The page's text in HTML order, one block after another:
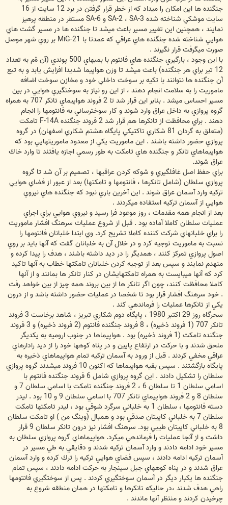
جنگنده ها اين امكان را ميداد كه از خطر قرار گرفتن در برد 12 سايت از 16
سايت موشكي شناخته شده SA-2 ، SA-3 و SA-6 مستقر در منطقه پرهيز
نمايند ، همچنين اين تغيير مسير باعث ميشد تا جنگنده ها در مسير گشت هاي
هوايي شناخته شده جنگنده هاي عراقي كه عمدتا با MiG-21 بر روي شهر موصل
صورت ميگرفت قرار نگيرند .
با اين وجود ، بارگيري جنگنده هاي فانتوم با بمبهاي 500 پوندي (آن ةم به تعداد
12 تير براي هر جنگنده) باعث ميشد تا وزن هواپيما شديدا افزايش يابد و به تبع
آن جنگنده ها نتوانند با تكيه بر سوخت داخلي خود و مخازن سوخت اضافه
ماموريت را به سلامت انجام دهند ، از اين رو نياز به سوختگيري هوايي در بين
مسير احساس ميشد . بنابر اين قرار شد تا 2 فروند هواپيماي تانكر 707 به همراه
گروه پروازي به داخل عراق وارد شوند و كار سوخترساني به فانتومها را انجام
دهند . براي محافظت از تانكرها هم قرار شد 2 فروند جنگنده F-14A تامكت
(متعلق به گردان 81 شكاري تاكتيكي پايگاه هشتم شكاري اصفهان) در گروه
پروازي حضور داشته باشند . اين ماموريت يكي از معدود ماموريتهايي بود كه
هواپيماهاي تانكر و جنگنده هاي تامكت به طور رسمي اجازه يافتند تا وارد خاك
عراق شوند.
براي حفظ اصل غافلگيري و شوكه كردن عراقيها ، تصميم بر آن شد تا گروه
پروازي سلطان (شامل تانكرها ، فانتومها و تامكتها) بعد از عبور از فضاي هوايي
تركيه وارد آسمان عراق شوند . اين آخرين باري نبود كه جنگنده هاي نيروي
هوايي از آسمان تركيه استفاده ميكردند .
بعد از انجام همه مقدمات ، روز موعود فرا رسيد و نيروي هوايي براي اجراي
عمليات سلطان كاملا آماده بود . قبل از شروع عمليات سرهنگ افشار ماموريت
را براي خلبانهاي شركت كننده كاملا تشريح كرد. وي ابتدا خلبانان فانتومها را
نسبت به ماموريت توجيه كرد و در خلال آن به خلبانان گفت كه آنها بايد بر روي
اصول پروازي تمركز كنند ، همديگر را در ديد داشته باشند ، هدف را پيدا كرده و
منهدم نمايند و سپس بعد از توجيه كردن خلبانان تامكتها خطاب به آنها تاكيد
كرد كه آنها ميبايست به همراه تامكتهايشان در كنار تانكر ها بمانند و از آنها
كاملا محافظت كنند، چون اگر تانكر ها از بين بروند همه چيز از بين خواهد رفت
. خود سرهنگ افشار قرار بود تا شخصا در عمليات حضور داشته باشد و از درون
يكي از تانكرها عمليات را فرماندهي كند .
سحرگاه روز 29 اكتبر 1980 ، پايگاه دوم شكاري تبريز ، شاهد برخاست 3 فروند
تانكر 707 (1 فروند ذخيره) ، 8 فروند جنگنده فانتوم (2 فروند ذخيره) و 3 فروند
جنگنده تامكت (1 فروند ذخيره) بود . هواپيماها در جنوب اروميه به يكديگر
ملحق شدند و با حركت در ارتفاع پايين و در پناه كوهها خود را از ديد رادارهاي
عراقي مخفي كردند . قبل از ورود به آسمان تركيه تمام هواپيماهاي ذخيره به
پايگاه بازگشتند . سپس بقيه هواپيماها كه اكنون 10 فروند ميشدند گروه پروازي
سلطان را تشكيل دادند . اين گروه پروازي شامل 6 فروند جنگنده فانتوم با
اسامي سلطان 1 تا سلطان 6 ، 2 فروند جنگنده تامكت با اسامي سلطان 7 و
سلطان 8 و 2 فروند هواپيماي تانكر 707 با اسامي سلطان 9 و 10 بود . ليدر
دسته فانتومها ، سلطان 1 به خلباني سرگرد شوقي بود ، ليدر تامكتها تامكت
سلطان 7 به خلباني كاپيتان صدقي بود و همبال (وينگ من ) او تامكت سلطان
8 به خلباني كاپيتان طيبي بود. سرهنگ افشار نيز درون تانكر سلطان 9 قرار
داشت و از آنجا عمليات را فرماندهي ميكرد. هواپيماهاي گروه پروازي سلطان به
مسير خود ادامه دادند و وارد آسمان تركيه شدند و دقايقي به طي مسير در
آسمان تركيه ادامه دادند ، سپس فضاي هوايي تركيه را ترك كرده و وارد آسمان
عراق شدند و در پناه كوههاي جبل سينجار به حركت ادامه دادند ، سپس تمام
جنگنده ها يكبار ديگر در آسمان سوختگيري كردند . پس از سوختگيري فانتومها
راهي هدف شدند ،در حاليكه تانكرها و تامكتها در همان منطقه شروع به
چرخيدن كردند و منتظر آنها ماندند .